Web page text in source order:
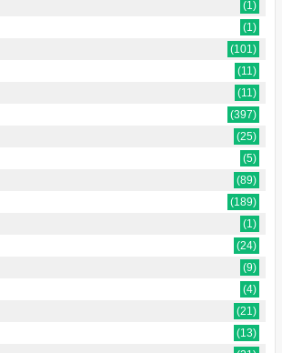
(1)
(1)
(101)
(11)
(11)
(397)
(25)
(5)
(89)
(189)
(1)
(24)
(9)
(4)
(21)
(13)